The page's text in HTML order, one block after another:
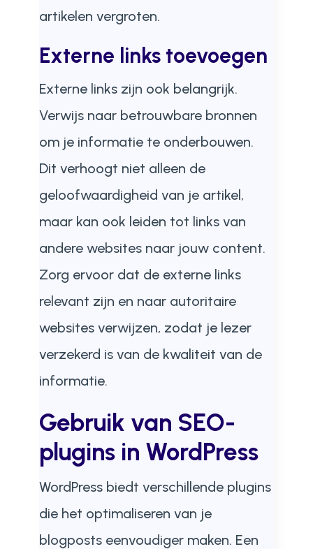
artikelen vergroten.
Externe links toevoegen
Externe links zijn ook belangrijk.
Verwijs naar betrouwbare bronnen
om je informatie te onderbouwen.
Dit verhoogt niet alleen de
geloofwaardigheid van je artikel,
maar kan ook leiden tot links van
andere websites naar jouw content.
Zorg ervoor dat de externe links
relevant zijn en naar autoritaire
websites verwijzen, zodat je lezer
verzekerd is van de kwaliteit van de
informatie.
Gebruik van SEO-
plugins in WordPress
WordPress biedt verschillende plugins
die het optimaliseren van je
blogposts eenvoudiger maken. Een